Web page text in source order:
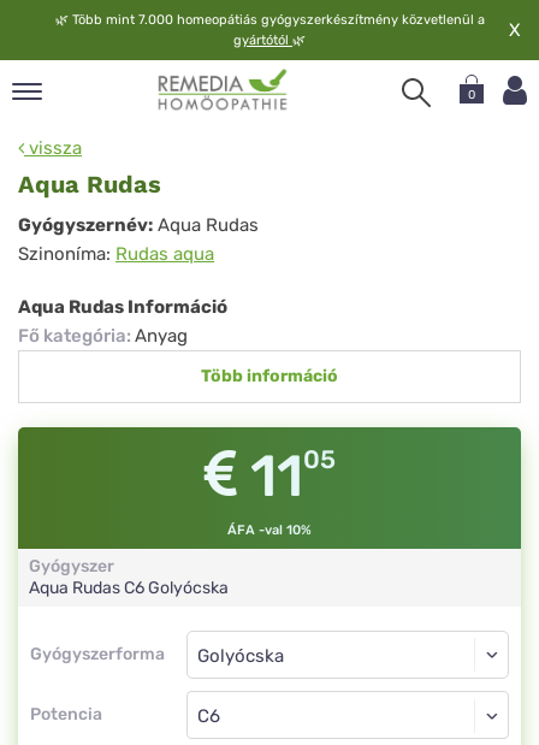
🌿 Több mint 7.000 homeopátiás gyógyszerkészítmény közvetlenül a
gyártótól 🌿 X
0
vissza
Aqua Rudas
Aqua
Rudas
Gyógyszernév: Aqua Rudas
Szinoníma: Rudas aqua
Aqua Rudas Információ
Fő kategória: Anyag
Több információ
1105
ÁFA -val 10%
Gyógyszer
Aqua RudasC6Golyócska
Gyógyszerforma
Gyógyszerforma
Potencia
Golyócska
C6